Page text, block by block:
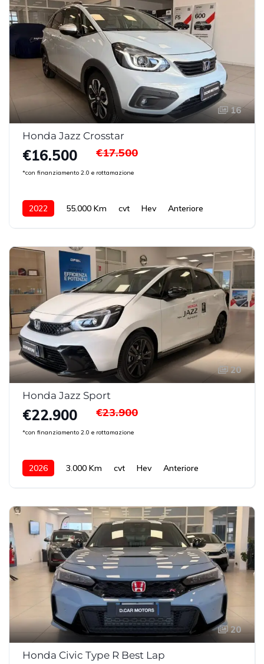
16
Honda Jazz Crosstar
€16.500
*con finanziamento 2.0 e rottamazione
€17.500
2022 55.000 Km cvt Hev Anteriore
20
Honda Jazz Sport
€22.900
*con finanziamento 2.0 e rottamazione
€23.900
2026 3.000 Km cvt Hev Anteriore
20
Honda Civic Type R Best Lap